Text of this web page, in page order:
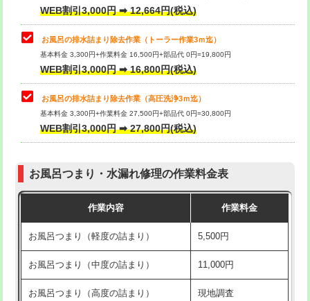
トイレ便器脱着
タンクレストイレ脱着 33,000円
小便器トイレ脱着
その他部品の脱着 8,800円～
交換・取付（タンク）
交換・取付（普通便座） 11,000円+材料費
交換・取付（温水洗浄便座） 16,500円+材料費
交換・取付(単水栓（壁付・デッキ
式）)
13,200円+材料費
交換・取付(混合水栓（壁付・デッキ
式・ワンホール）)
16,500円+材料費
WEB割引3,000円 ➡ 12,664円(税込)
お風呂の排水詰まり除去作業（トーラー作業3ｍ迄）
基本料金 3,300円+作業料金 16,500円+部品代 0円=19,800円
WEB割引3,000円 ➡ 16,800円(税込)
お風呂の排水詰まり除去作業（高圧洗浄3ｍ迄）
基本料金 3,300円+作業料金 27,500円+部品代 0円=30,800円
WEB割引3,000円 ➡ 27,800円(税込)
お風呂つまり・水漏れ修理の作業料金表
作業内容 作業料金
お風呂つまり（軽度の詰まり） 5,500円
お風呂つまり（中度の詰まり） 11,000円
お風呂つまり（高度の詰まり） 現地調査